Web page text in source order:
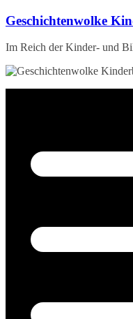
Zum
springen
Geschichtenwolke
Im Reich der Kinder- und